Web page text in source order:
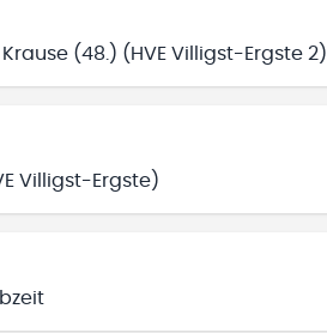
(48.) (HVE Villigst-Ergste 2)
Villigst-Ergste)